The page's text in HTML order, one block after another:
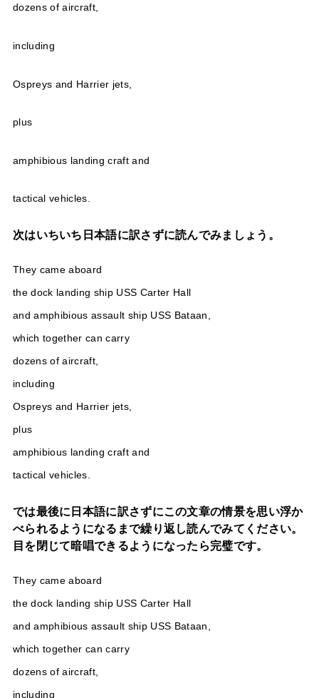
dozens of aircraft,
including
Ospreys and Harrier jets,
plus
amphibious landing craft and
tactical vehicles.
次はいちいち日本語に訳さずに読んでみましょう。
They came aboard
the dock landing ship USS Carter Hall
and amphibious assault ship USS Bataan,
which together can carry
dozens of aircraft,
including
Ospreys and Harrier jets,
plus
amphibious landing craft and
tactical vehicles.
では最後に日本語に訳さずにこの文章の情景を思い浮か
べられるようになるまで繰り返し読んでみてください。
目を閉じて暗唱できるようになったら完璧です。
They came aboard
the dock landing ship USS Carter Hall
and amphibious assault ship USS Bataan,
which together can carry
dozens of aircraft,
including